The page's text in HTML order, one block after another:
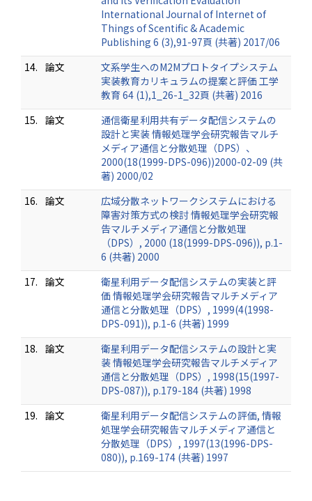
International Journal of Internet of
Things of Scentific & Academic
Publishing 6 (3),91-97頁 (共著) 2017/06
14. 論文
文系学生へのM2Mプロトタイプシステム
実装教育カリキュラムの提案と評価 工学
教育 64 (1),1_26-1_32頁 (共著) 2016
15. 論文
通信衛星利用共有データ配信システムの
設計と実装 情報処理学会研究報告マルチ
メディア通信と分散処理（DPS）、
2000(18(1999-DPS-096))2000-02-09 (共
著) 2000/02
16. 論文
広域分散ネットワークシステムにおける
障害対策方式の検討 情報処理学会研究報
告マルチメディア通信と分散処理
（DPS）, 2000 (18(1999-DPS-096)), p.1-
6 (共著) 2000
17. 論文
衛星利用データ配信システムの実装と評
価 情報処理学会研究報告マルチメディア
通信と分散処理（DPS）, 1999(4(1998-
DPS-091)), p.1-6 (共著) 1999
18. 論文
衛星利用データ配信システムの設計と実
装 情報処理学会研究報告マルチメディア
通信と分散処理（DPS）, 1998(15(1997-
DPS-087)), p.179-184 (共著) 1998
19. 論文
衛星利用データ配信システムの評価, 情報
処理学会研究報告マルチメディア通信と
分散処理（DPS）, 1997(13(1996-DPS-
080)), p.169-174 (共著) 1997